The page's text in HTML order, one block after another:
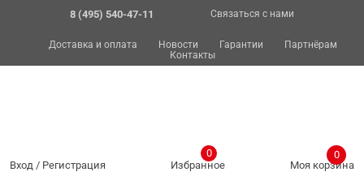
8 (495) 540-47-11 Связаться с нами
Доставка и оплата Новости Гарантии
Партнёрам
Контакты
Вход / Регистрация Избранное
0
Моя корзина
0